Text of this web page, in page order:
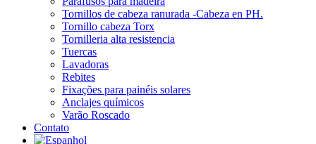
Tornillos de cabeza ranurada -Cabeza en PH.
Tornillo cabeza Torx
Tornilleria alta resistencia
Tuercas
Lavadoras
Rebites
Fixações para painéis solares
Anclajes químicos
Varão Roscado
Contato